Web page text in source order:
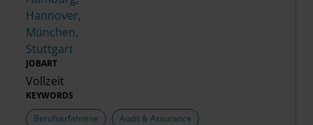
Hannover,
München,
Stuttgart
JOBART
Vollzeit
KEYWORDS
Berufserfahrene
Audit & Assurance